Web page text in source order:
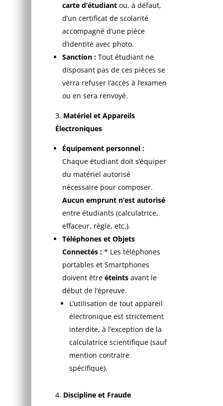
carte d’étudiantou, à défaut,
d’un certificat de scolarité
accompagné d’une pièce
d’identité avec photo.
Sanction :Tout étudiant ne
disposant pas de ces pièces se
verra refuser l’accès à l’examen
ou en sera renvoyé.
Matériel et Appareils
Électroniques
Équipement personnel :
Chaque étudiant doit s’équiper
du matériel autorisé
nécessaire pour composer.
Aucun emprunt n’est autorisé
entre étudiants (calculatrice,
effaceur, règle, etc.).
Téléphones et Objets
Connectés :* Les téléphones
portables et Smartphones
doivent être éteintsavant le
début de l’épreuve.
L’utilisation de tout appareil
électronique est strictement
interdite, à l’exception de la
calculatrice scientifique (sauf
mention contraire
spécifique).
Discipline et Fraude